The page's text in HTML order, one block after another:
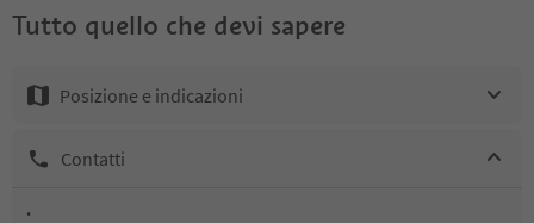
Tutto quello che devi sapere
Posizione e indicazioni
Contatti
.